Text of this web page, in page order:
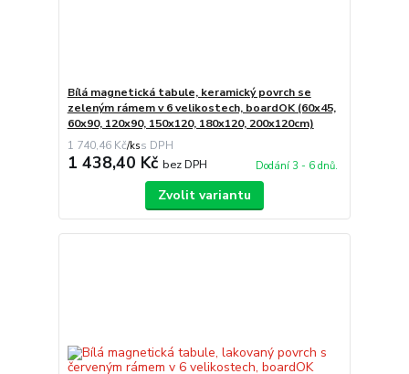
Bílá magnetická tabule, keramický povrch se
zeleným rámem v 6 velikostech, boardOK (60x45,
60x90, 120x90, 150x120, 180x120, 200x120cm)
1 740,46 Kč/ks
1 438,40 Kč bez DPH Dodání 3 - 6 dnů.
Zvolit variantu